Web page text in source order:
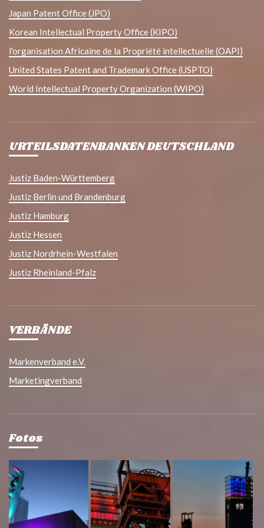
Japan Patent Office (JPO)
Korean Intellectual Property Office (KIPO)
l'organisation Africaine de la Propriété intellectuelle (OAPI)
United States Patent and Trademark Office (USPTO)
World Intellectual Property Organization (WIPO)
URTEILSDATENBANKEN DEUTSCHLAND
Justiz Baden-Württemberg
Justiz Berlin und Brandenburg
Justiz Hamburg
Justiz Hessen
Justiz Nordrhein-Westfalen
Justiz Rheinland-Pfalz
VERBÄNDE
Markenverband e.V.
Marketingverband
Fotos